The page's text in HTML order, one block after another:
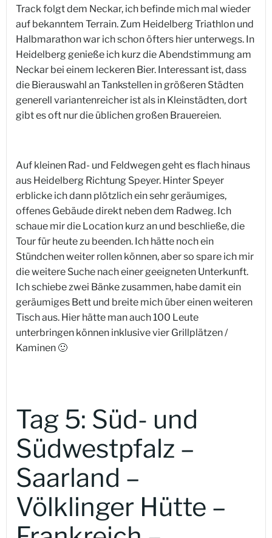
Track folgt dem Neckar, ich befinde mich mal wieder
auf bekanntem Terrain. Zum Heidelberg Triathlon und
Halbmarathon war ich schon öfters hier unterwegs. In
Heidelberg genieße ich kurz die Abendstimmung am
Neckar bei einem leckeren Bier. Interessant ist, dass
die Bierauswahl an Tankstellen in größeren Städten
generell variantenreicher ist als in Kleinstädten, dort
gibt es oft nur die üblichen großen Brauereien.
Auf kleinen Rad- und Feldwegen geht es flach hinaus
aus Heidelberg Richtung Speyer. Hinter Speyer
erblicke ich dann plötzlich ein sehr geräumiges,
offenes Gebäude direkt neben dem Radweg. Ich
schaue mir die Location kurz an und beschließe, die
Tour für heute zu beenden. Ich hätte noch ein
Stündchen weiter rollen können, aber so spare ich mir
die weitere Suche nach einer geeigneten Unterkunft.
Ich schiebe zwei Bänke zusammen, habe damit ein
geräumiges Bett und breite mich über einen weiteren
Tisch aus. Hier hätte man auch 100 Leute
unterbringen können inklusive vier Grillplätzen /
Kaminen 🙂
Tag 5: Süd- und
Südwestpfalz –
Saarland –
Völklinger Hütte –